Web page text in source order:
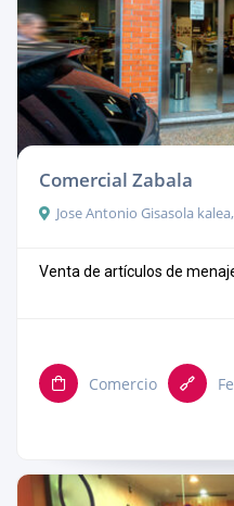
Comercial Zabala
Jose Antonio Gisasola
Venta de artículos de
Comercio